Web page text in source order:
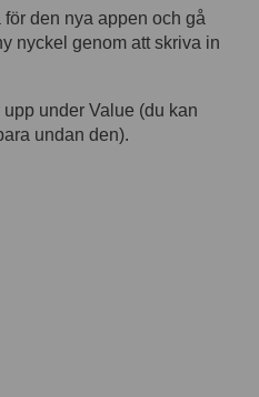
den nya appen och gå
nyckel genom att skriva in
under Value (du kan
undan den).